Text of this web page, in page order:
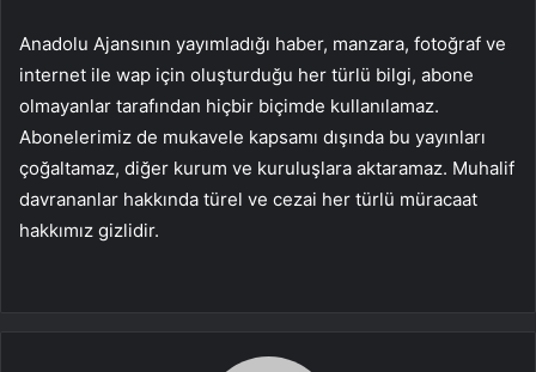
Anadolu Ajansının yayımladığı haber, manzara, fotoğraf ve
internet ile wap için oluşturduğu her türlü bilgi, abone
olmayanlar tarafından hiçbir biçimde kullanılamaz.
Abonelerimiz de mukavele kapsamı dışında bu yayınları
çoğaltamaz, diğer kurum ve kuruluşlara aktaramaz. Muhalif
davrananlar hakkında türel ve cezai her türlü müracaat
hakkımız gizlidir.